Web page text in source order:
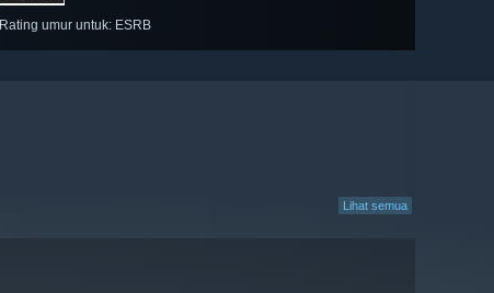
Rating umur untuk: ESRB
Lihat semua